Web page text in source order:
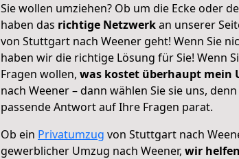
Sie wollen umziehen? Ob um die Ecke oder
haben das richtige Netzwerkan unserer
von Stuttgart nach Weener geht! Wenn Sie
haben wir die richtige Lösung für Sie! Wenn
Fragen wollen, was kostet überhaupt mein
nach Weener – dann wählen Sie sie uns,
passende Antwort auf Ihre Fragen parat.
Ob ein Privatumzug von Stuttgart nach
gewerblicher Umzug nach Weener, wir helfen